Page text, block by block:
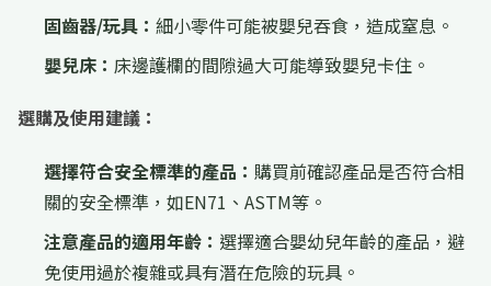
固齒器/玩具： 細小零件可能被嬰兒吞食，造成窒息。
嬰兒床： 床邊護欄的間隙過大可能導致嬰兒卡住。
選購及使用建議：
選擇符合安全標準的產品： 購買前確認產品是否符合相
關的安全標準，如EN71、ASTM等。
注意產品的適用年齡： 選擇適合嬰幼兒年齡的產品，避
免使用過於複雜或具有潛在危險的玩具。